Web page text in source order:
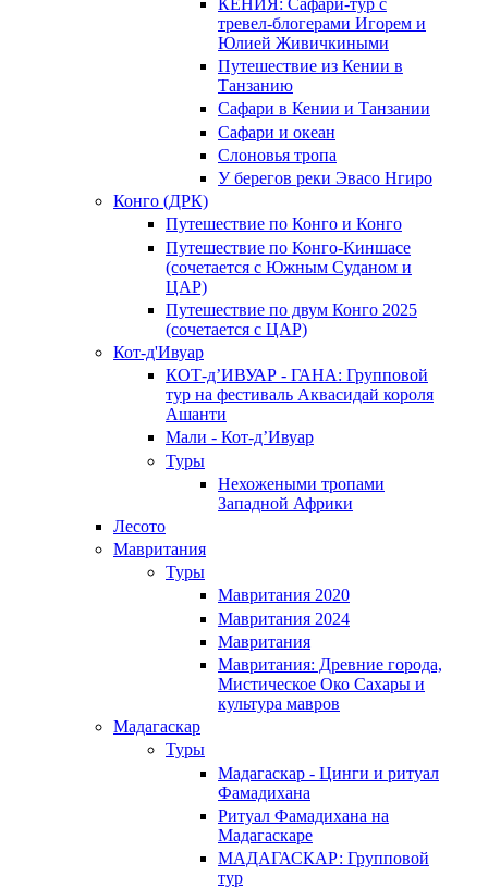
КЕНИЯ: Сафари-тур с
тревел-блогерами Игорем и
Юлией Живичкиными
Путешествие из Кении в
Танзанию
Сафари в Кении и Танзании
Сафари и океан
Слоновья тропа
У берегов реки Эвасо Нгиро
Конго (ДРК)
Путешествие по Конго и Конго
Путешествие по Конго-Киншасе
(сочетается с Южным Суданом и
ЦАР)
Путешествие по двум Конго 2025
(сочетается с ЦАР)
Кот-д'Ивуар
КОТ-д’ИВУАР - ГАНА: Групповой
тур на фестиваль Аквасидай короля
Ашанти
Мали - Кот-д’Ивуар
Туры
Нехожеными тропами
Западной Африки
Лесото
Мавритания
Туры
Мавритания 2020
Мавритания 2024
Мавритания
Мавритания: Древние города,
Мистическое Око Сахары и
культура мавров
Мадагаскар
Туры
Мадагаскар - Цинги и ритуал
Фамадихана
Ритуал Фамадихана на
Мадагаскаре
МАДАГАСКАР: Групповой
тур